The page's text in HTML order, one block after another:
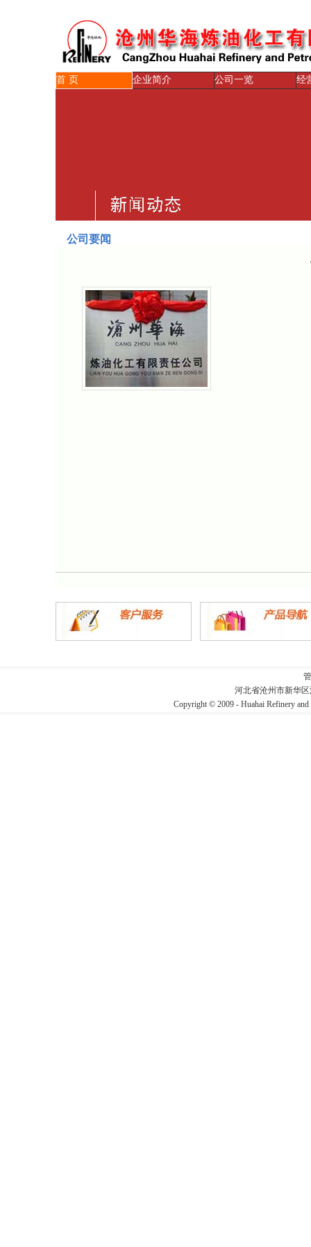
首 页 企业简介 公司一览 经
公司要闻
河北省沧州市新华
Copyright © 2009 - Huahai Refinery